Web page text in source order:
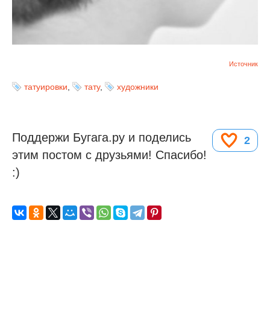
Источник
татуировки, тату, художники
2
Поддержи Бугага.ру и поделись
этим постом с друзьями! Спасибо!
:)